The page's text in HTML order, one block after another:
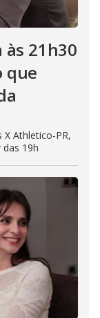
às 21h30
que
Athletico-PR,
19h